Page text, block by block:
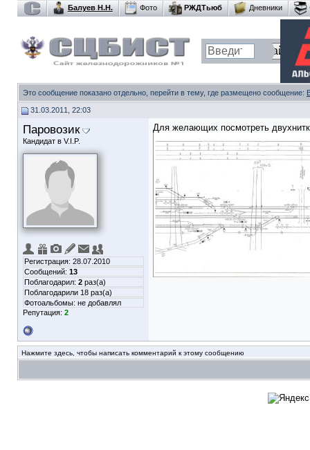
Балуев Н.Н. Фото РЖДТьюб Дневники
Это сообщение показано отдельно, перейти в тему, где размещено сообщение:
31.03.2011, 22:03
Паровозик
Кандидат в V.I.P.
Регистрация: 28.07.2010
Сообщений: 13
Поблагодарил: 2 раз(а)
Поблагодарили 18 раз(а)
Фотоальбомы: не добавлял
Репутация: 2
Для желающих посмотреть
Нажмите здесь, чтобы написать комментарий к этому сообщению